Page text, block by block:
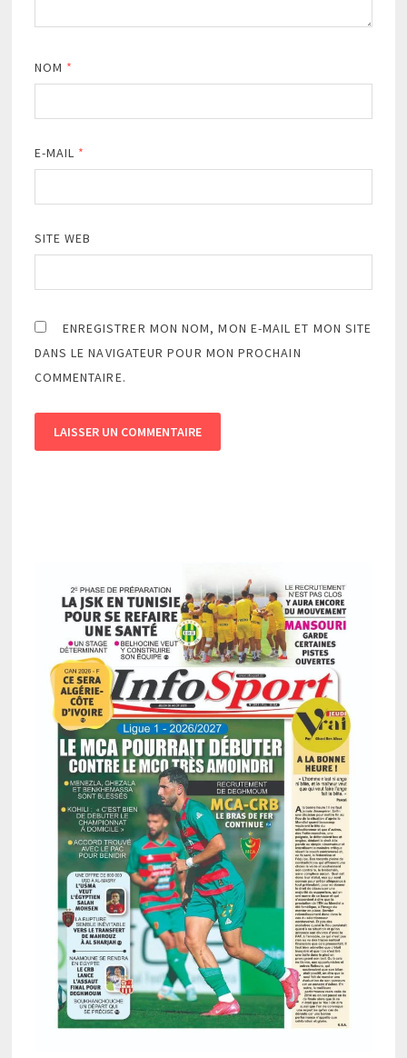
NOM *
E-MAIL *
SITE WEB
ENREGISTRER MON NOM, MON E-MAIL ET MON SITE
DANS LE NAVIGATEUR POUR MON PROCHAIN
COMMENTAIRE.